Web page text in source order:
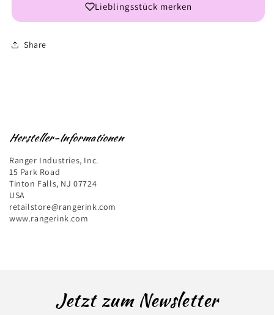
Lieblingsstück merken
Share
Hersteller-Informationen
Ranger Industries, Inc.
15 Park Road
Tinton Falls, NJ 07724
USA
retailstore@rangerink.com
www.rangerink.com
Jetzt zum Newsletter